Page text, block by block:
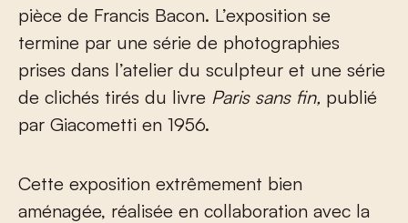
pièce de Francis Bacon. L’exposition se
termine par une série de photographies
prises dans l’atelier du sculpteur et une série
de clichés tirés du livre Paris sans fin, publié
par Giacometti en 1956.
Cette exposition extrêmement bien
aménagée, réalisée en collaboration avec la